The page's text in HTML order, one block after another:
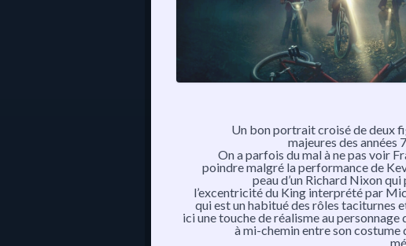
Un bon portrait croisé de deux
majeures des années
On a parfois du mal à ne pas voir
poindre malgré la performance de
peau d’un Richard Nixon
l’excentricité du King interprété par
qui est un habitué des rôles taciturnes
ici une touche de réalisme au personnage
à mi-chemin entre son costume